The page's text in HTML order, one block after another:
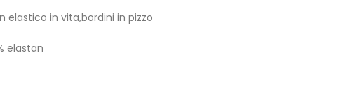
elastico in vita,bordini in pizzo
elastan